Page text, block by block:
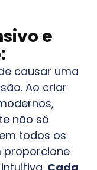
e
causar uma
Ao criar
não só
todos os
proporcione